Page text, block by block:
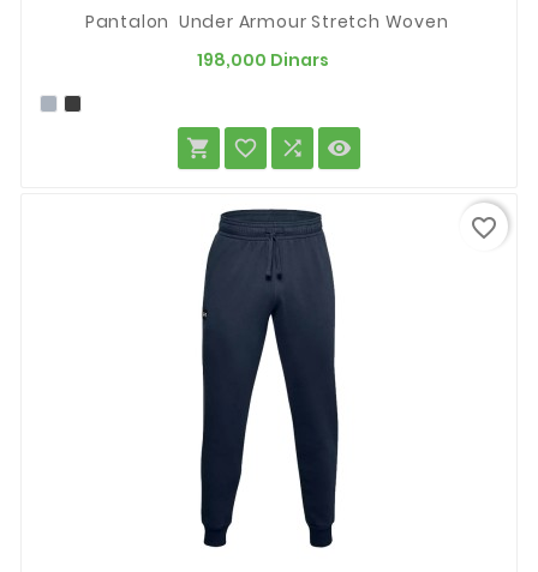
Pantalon Under Armour Stretch Woven
198,000 Dinars
   
favorite_border